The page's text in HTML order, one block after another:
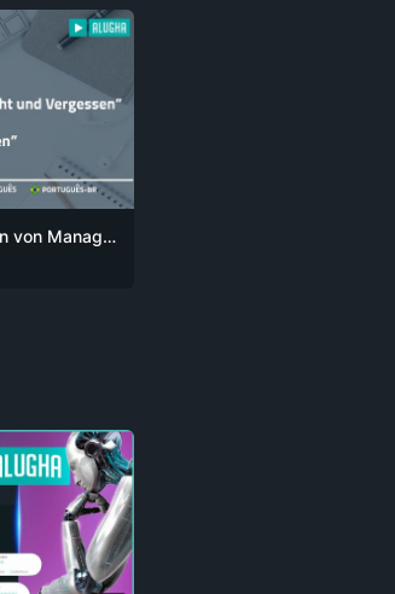
Meine (kürzeste) Definition von Management reduziert sich auf einen einfachen Satz: